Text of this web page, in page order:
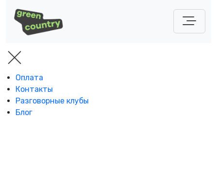
Оплата
Контакты
Разговорные клубы
Блог